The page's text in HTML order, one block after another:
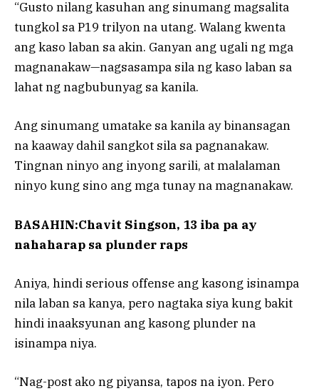
“Gusto nilang kasuhan ang sinumang magsalita
tungkol sa P19 trilyon na utang. Walang kwenta
ang kaso laban sa akin. Ganyan ang ugali ng mga
magnanakaw—nagsasampa sila ng kaso laban sa
lahat ng nagbubunyag sa kanila.
Ang sinumang umatake sa kanila ay binansagan
na kaaway dahil sangkot sila sa pagnanakaw.
Tingnan ninyo ang inyong sarili, at malalaman
ninyo kung sino ang mga tunay na magnanakaw.
BASAHIN:Chavit Singson, 13 iba pa ay
nahaharap sa plunder raps
Aniya, hindi serious offense ang kasong isinampa
nila laban sa kanya, pero nagtaka siya kung bakit
hindi inaaksyunan ang kasong plunder na
isinampa niya.
“Nag-post ako ng piyansa, tapos na iyon. Pero